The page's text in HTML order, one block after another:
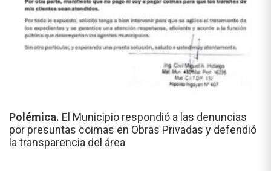
Polémica. El Municipio respondió a las denuncias
por presuntas coimas en Obras Privadas y defendió
la transparencia del área